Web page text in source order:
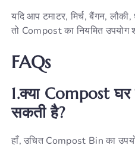
यदि आप टमाटर, मिर्च, बैंगन, लौकी,
तो Compost का नियमित उपयोग
FAQs
1.क्या Compost
सकती है?
हाँ, उचित Compost Bin का